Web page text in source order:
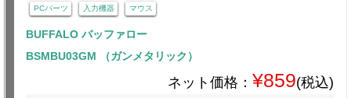
PCパーツ 入力機器 マウス
BUFFALO バッファロー
BSMBU03GM （ガンメタリック）
ネット価格： ¥859(税込)